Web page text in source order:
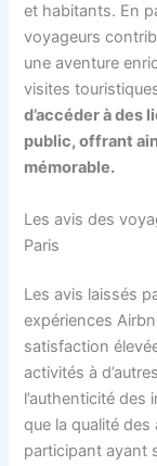
et habitants. En
voyageurs
une aventure
visites
d’accéder à des
public, offrant
mémorable.
Les avis des
Paris
Les avis laissés
expériences
satisfaction
activités à
l’authenticité
que la qualité
participant ayant